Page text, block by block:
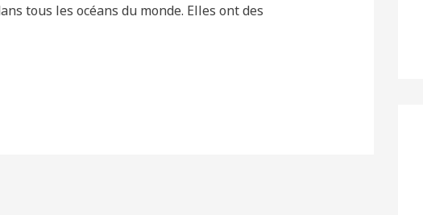
tous les océans du monde. Elles ont des